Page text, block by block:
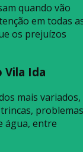
quando vão
em todas
os prejuízos
Vila Ida
mais variados,
problemas
água, entre